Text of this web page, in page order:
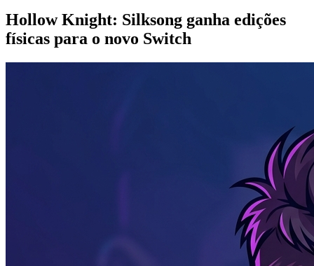
Hollow Knight: Silksong ganha edições
físicas para o novo Switch